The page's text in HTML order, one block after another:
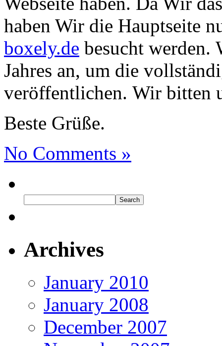
haben Wir die Hauptseite
boxely.de besucht werden.
Jahres an, um die
veröffentlichen. Wir bitten
Beste Grüße.
No Comments »
Archives
January 2010
January 2008
December 2007